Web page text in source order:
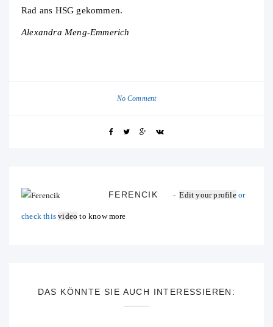
Rad ans HSG gekommen.
Alexandra Meng-Emmerich
No Comment
FERENCIK Edit your profileor
check thisvideo to know more
DAS KÖNNTE SIE AUCH INTERESSIEREN: